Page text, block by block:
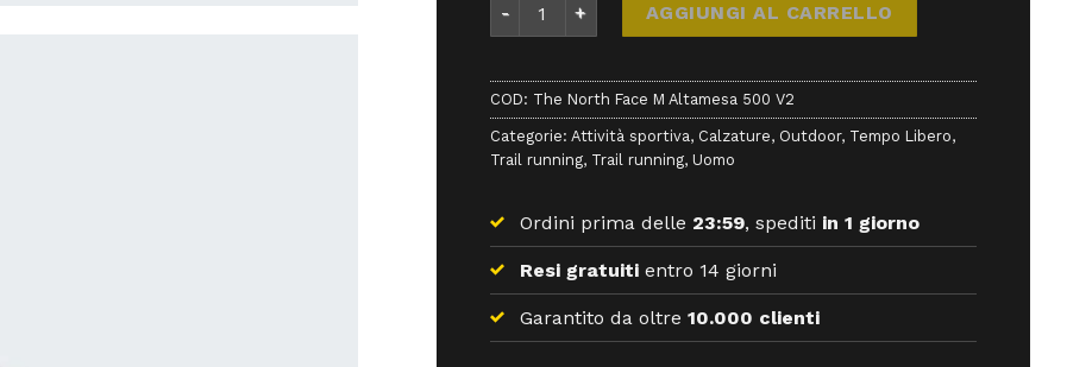
AGGIUNGI AL CARRELLO
COD: The North Face M Altamesa 500 V2
Categorie: Attività sportiva, Calzature, Outdoor, Tempo Libero,
Trail running, Trail running, Uomo
Ordini prima delle 23:59, spediti in 1 giorno
Resi gratuitientro 14 giorni
Garantito da oltre 10.000 clienti